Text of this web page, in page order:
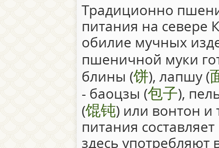
Традиционно
питания на севере
обилие мучных
пшеничной муки
блины (饼), лапшу (
- баоцзы (包子),
(馄钝) или вонтон и
питания
здесь употребляют